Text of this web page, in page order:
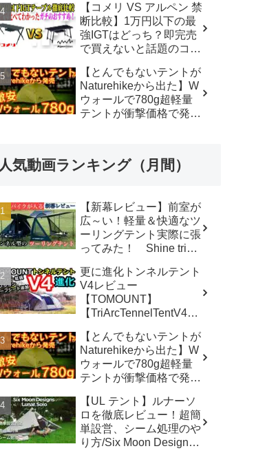
FRESH&BLACK - 脱サ
ラ さいとう夫婦
【コメリ VS アルペン 禁
断比較】1万円以下の最
強IGTはどっち？即完売
で買えないと話題のコメ
ー！【アウトドアシステ
ムテーブル VS アルミユ
ニットテーブル】 - ヤミ
ツキソロキャンプ
【とんでもないテントが
Naturehikeから出た】W
ウォールで780g超軽量
テントが衝撃価格で発売
【アウトドア】#855 -
人気動画ランキング（月間）
【新幕レビュー】前室が
広～い！軽量＆快適なツ
ーリングテント実際に張
ってみた！ Shine trip
な気分
更に進化トンネルテント
V4レビュー
【TOMOUNT】
【TriArcTennelTentV4】
カ】
【とんでもないテントが
Naturehikeから出た】W
ウォールで780g超軽量
テントが衝撃価格で発売
解説の保存版【ULギ
ア】【キャンプ道具】
【アウトドア】#855 -
Hurricane Camp / ハリケ
【UL テント】ルナーソ
ロを徹底レビュー！超簡
単設営、シーム処理のや
り方/Six Moon Designs